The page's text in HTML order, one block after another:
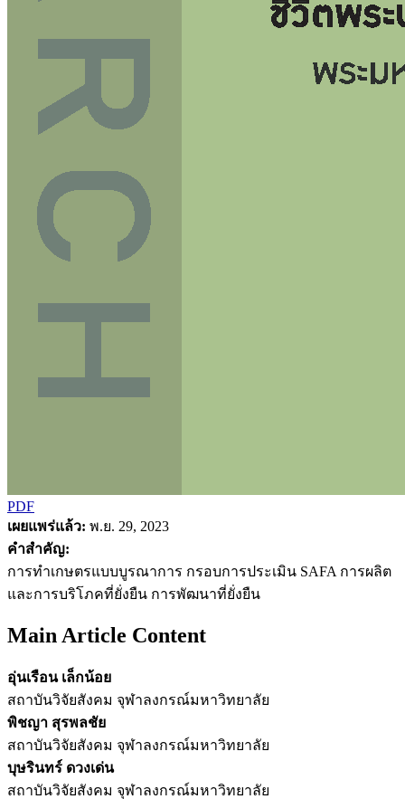
PDF
เผยแพร่แล้ว: พ.ย. 29, 2023
คำสำคัญ:
การทำเกษตรแบบบูรณาการ กรอบการประเมิน SAFA การผลิต
และการบริโภคที่ยั่งยืน การพัฒนาที่ยั่งยืน
Main Article Content
อุ่นเรือน เล็กน้อย
สถาบันวิจัยสังคม จุฬาลงกรณ์มหาวิทยาลัย
พิชญา สุรพลชัย
สถาบันวิจัยสังคม จุฬาลงกรณ์มหาวิทยาลัย
บุษรินทร์ ดวงเด่น
สถาบันวิจัยสังคม จุฬาลงกรณ์มหาวิทยาลัย